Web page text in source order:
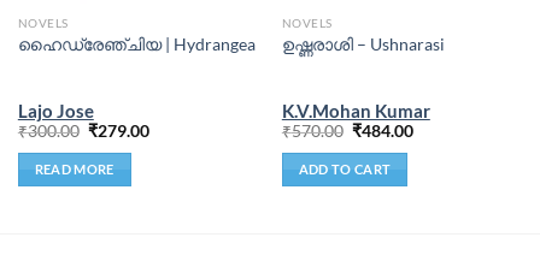
NOVELS
ഹൈഡ്രേഞ്ചിയ | Hydrangea
Lajo Jose
₹300.00 ₹279.00
READ MORE
NOVELS
ഉഷ്ണരാശി – Ushnarasi
K.V.Mohan Kumar
₹570.00 ₹484.00
ADD TO CART